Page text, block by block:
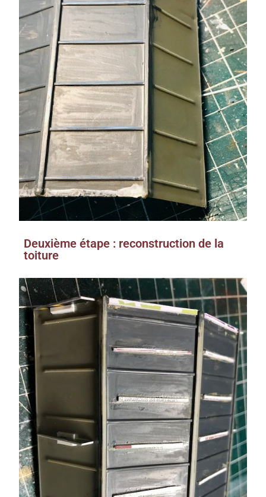
Deuxième étape : reconstruction de la
toiture